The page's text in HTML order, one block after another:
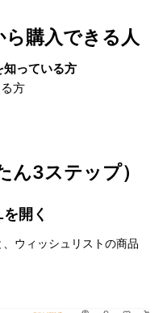
購入できる人
知っている方
方
3ステップ）
開く
ウィッシュリストの商品